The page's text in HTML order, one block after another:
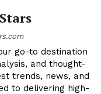
go-to destination
and thought-
trends, news, and
to delivering high-